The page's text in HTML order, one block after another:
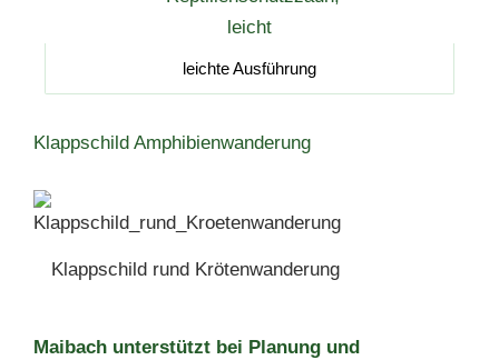
leichte Ausführung
Klappschild Amphibienwanderung
Klappschild rund Krötenwanderung
Maibach unterstützt bei Planung und